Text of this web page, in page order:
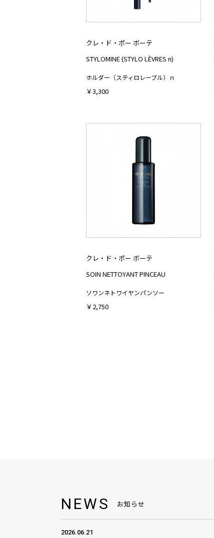
クレ・ド・ポー ボーテ
STYLOMINE (STYLO LÈVRES n)
ホルダー（スティロレーブル）ｎ
￥3,300
クレ・ド・ポー ボーテ
SOIN NETTOYANT PINCEAU
ソワンネトワイヤンパンソー
￥2,750
NEWS お知らせ
2026.06.21